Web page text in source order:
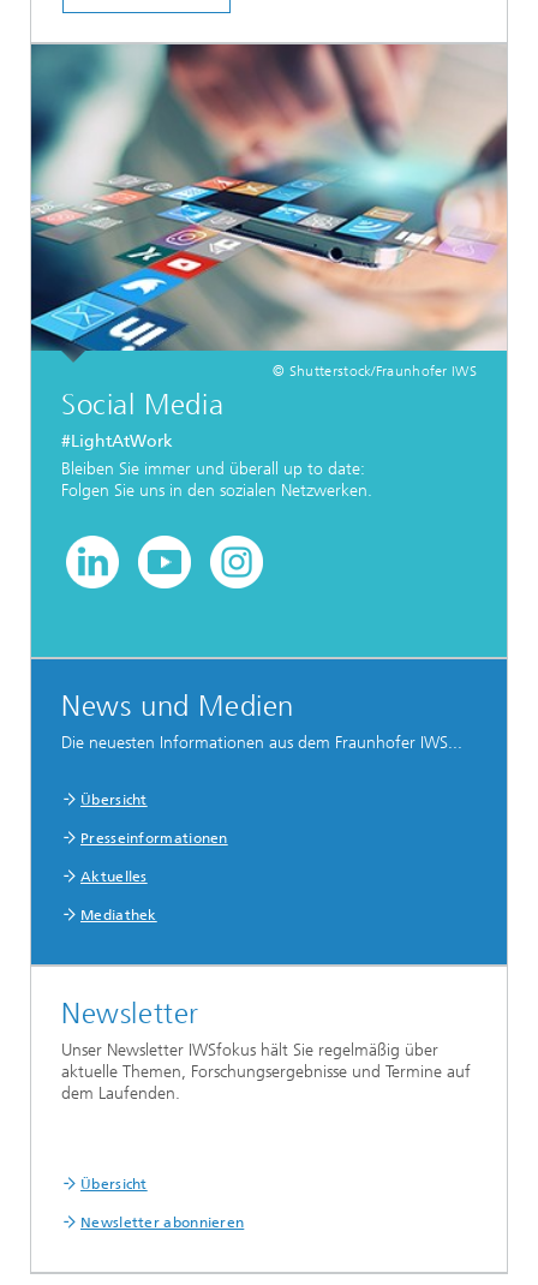
© Shutterstock/Fraunhofer IWS
Social Media
#LightAtWork
Bleiben Sie immer und überall up to date:
Folgen Sie uns in den sozialen Netzwerken.
News und Medien
Die neuesten Informationen aus dem Fraunhofer IWS...
Übersicht
Presseinformationen
Aktuelles
Mediathek
Newsletter
Unser Newsletter IWSfokus hält Sie regelmäßig über
aktuelle Themen, Forschungsergebnisse und Termine auf
dem Laufenden.
Übersicht
Newsletter abonnieren